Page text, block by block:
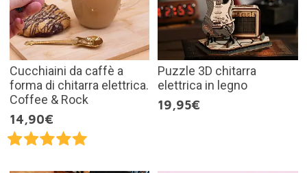
Cucchiaini da caffè a
forma di chitarra elettrica.
Coffee & Rock
14,90€
Puzzle 3D chitarra
elettrica in legno
19,95€